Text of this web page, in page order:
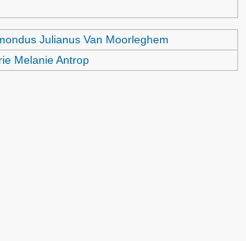
Julianus Van Moorleghem
Melanie Antrop